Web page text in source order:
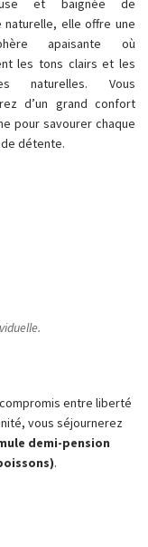
et baignée de
naturelle, elle offre une
apaisante où
les tons clairs et les
naturelles. Vous
d’un grand confort
pour savourer chaque
détente.
entre liberté
vous séjournerez
demi-pension
.